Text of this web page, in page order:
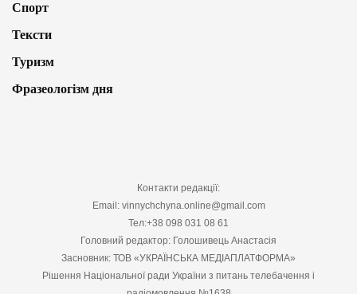
Спорт
Тексти
Туризм
Фразеологізм дня
Контакти редакції:
Email: vinnychchyna.online@gmail.com
Тел:+38 098 031 08 61
Головний редактор: Голошивець Анастасія
Засновник: ТОВ «УКРАЇНСЬКА МЕДІАПЛАТФОРМА»
Рішення Національної ради України з питань телебачення і